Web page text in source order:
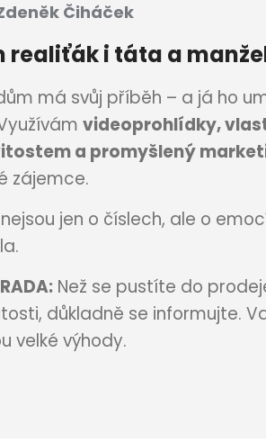
Čiháček
realiťák i táta a
má svůj příběh – a já ho
videoprohlídky,
a promyšlený
zájemce.
jen o číslech, ale o
Než se pustíte do
důkladně se informujte.
velké výhody.